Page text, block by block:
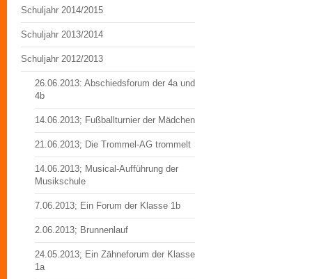
Schuljahr 2014/2015
Schuljahr 2013/2014
Schuljahr 2012/2013
26.06.2013: Abschiedsforum der 4a und
4b
14.06.2013; Fußballturnier der Mädchen
21.06.2013; Die Trommel-AG trommelt
14.06.2013; Musical-Aufführung der
Musikschule
7.06.2013; Ein Forum der Klasse 1b
2.06.2013; Brunnenlauf
24.05.2013; Ein Zähneforum der Klasse
1a